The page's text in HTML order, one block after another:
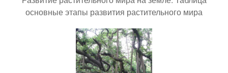
основные этапы развития растительного мира